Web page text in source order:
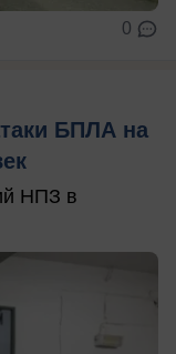
0
БПЛА на
НПЗ в